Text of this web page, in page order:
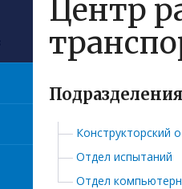
Центр
Подразделения
Конструкторский
Отдел испытаний
Отдел